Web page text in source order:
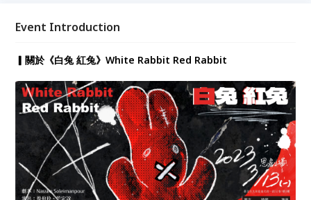
變革的力量。今年3月13日邀請你踏進思劇場，與全球
Event Introduction
▎關於《白兔 紅兔》White Rabbit Red Rabbit